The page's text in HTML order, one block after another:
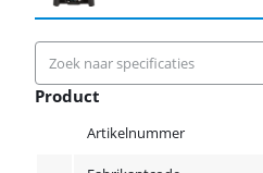
Product
Artikelnummer